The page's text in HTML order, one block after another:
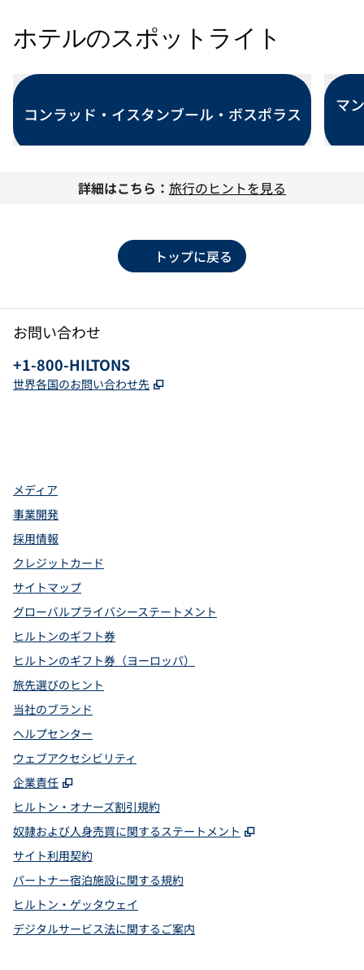
ホテルのスポットライト
コンラッド・イスタンブール・ボスポラス マ
詳細はこちら： 旅行のヒントを見る
トップに戻る
お問い合わせ
電話：
+1-800-HILTONS
世界各国のお問い合わせ先 ,
メディア
事業開発
採用情報
クレジットカード
サイトマップ
グローバルプライバシーステートメント
ヒルトンのギフト券
ヒルトンのギフト券（ヨーロッパ）
旅先選びのヒント
当社のブランド
ヘルプセンター
ウェブアクセシビリティ
企業責任
,
ヒルトン・オナーズ割引規約
奴隷および人身売買に関するステートメント
,
サイト利用契約
パートナー宿泊施設に関する規約
ヒルトン・ゲッタウェイ
デジタルサービス法に関するご案内